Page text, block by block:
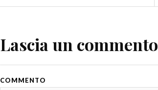
Lascia un commento
COMMENTO